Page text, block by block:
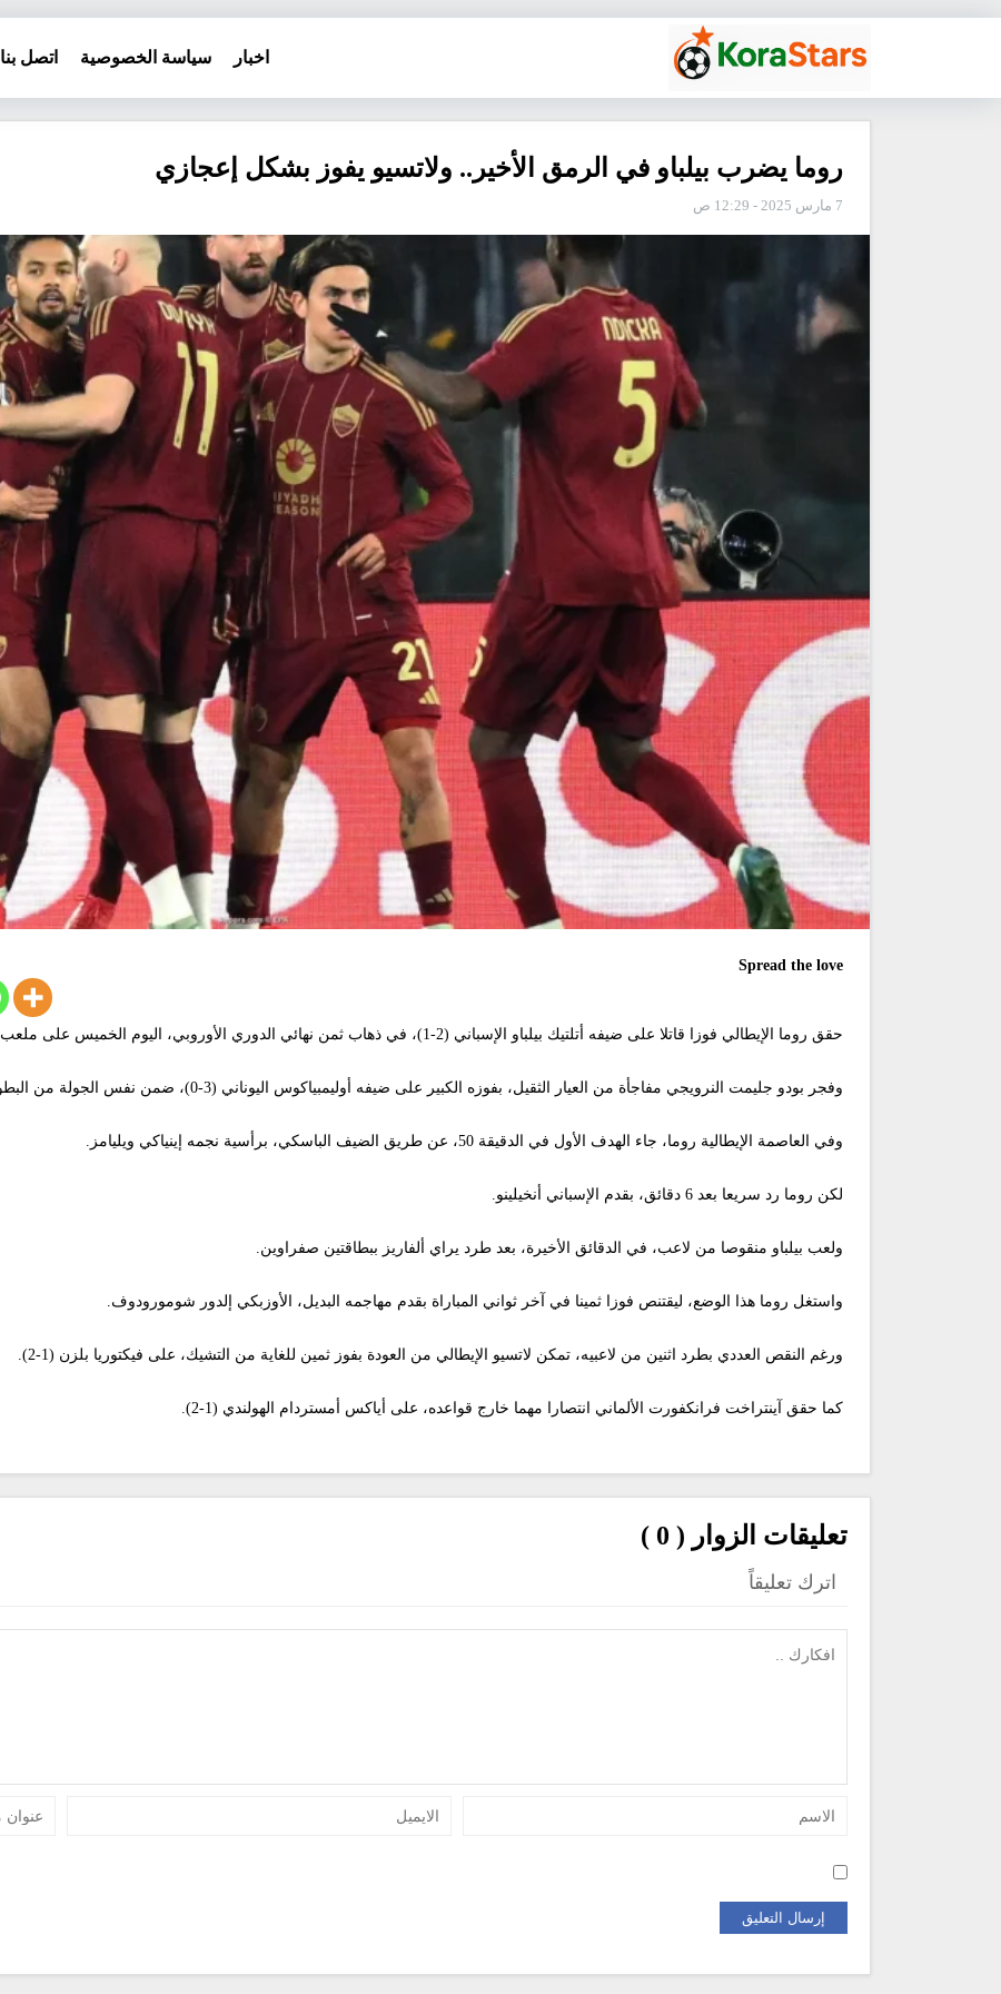
اخبار سياسة الخصوصية اتصل بنا
روما يضرب بيلباو في الرمق الأخير.. ولاتسيو يفوز بشكل إعجازي
7 مارس 2025 - 12:29 ص
Spread the love
حقق روما الإيطالي فوزا قاتلا على ضيفه أتلتيك بيلباو الإسباني (2-1)، في ذهاب ثمن نهائي الدوري الأوروبي، اليوم الخميس على ملعب (الأوليمبيكو).
وفجر بودو جليمت النرويجي مفاجأة من العيار الثقيل، بفوزه الكبير على ضيفه أوليمبياكوس اليوناني (3-0)، ضمن نفس الجولة من البطولة.
وفي العاصمة الإيطالية روما، جاء الهدف الأول في الدقيقة 50، عن طريق الضيف الباسكي، برأسية نجمه إينياكي ويليامز.
لكن روما رد سريعا بعد 6 دقائق، بقدم الإسباني أنخيلينو.
ولعب بيلباو منقوصا من لاعب، في الدقائق الأخيرة، بعد طرد يراي ألفاريز ببطاقتين صفراوين.
واستغل روما هذا الوضع، ليقتنص فوزا ثمينا في آخر ثواني المباراة بقدم مهاجمه البديل، الأوزبكي إلدور شومورودوف.
ورغم النقص العددي بطرد اثنين من لاعبيه، تمكن لاتسيو الإيطالي من العودة بفوز ثمين للغاية من التشيك، على فيكتوريا بلزن (1-2).
كما حقق آينتراخت فرانكفورت الألماني انتصارا مهما خارج قواعده، على أياكس أمستردام الهولندي (1-2).
تعليقات الزوار ( 0 )
اترك تعليقاً